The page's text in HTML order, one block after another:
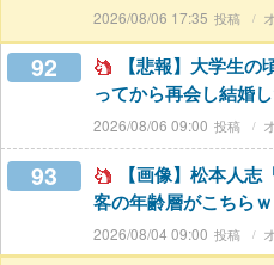
2026/08/06 17:35
92
【悲報】大学生
ってから再会し結婚
2026/08/06 09:00
93
【画像】松本人
客の年齢層がこちら
2026/08/04 09:00